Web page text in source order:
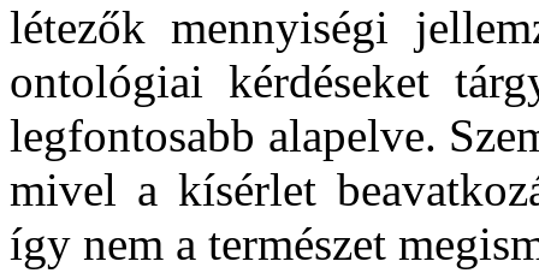
létezők mennyiségi
ontológiai kérdéseket
legfontosabb alapelve.
mivel a kísérlet
így nem a természet